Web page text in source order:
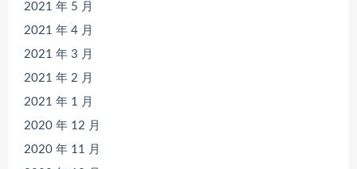
2021 年 5 月
2021 年 4 月
2021 年 3 月
2021 年 2 月
2021 年 1 月
2020 年 12 月
2020 年 11 月